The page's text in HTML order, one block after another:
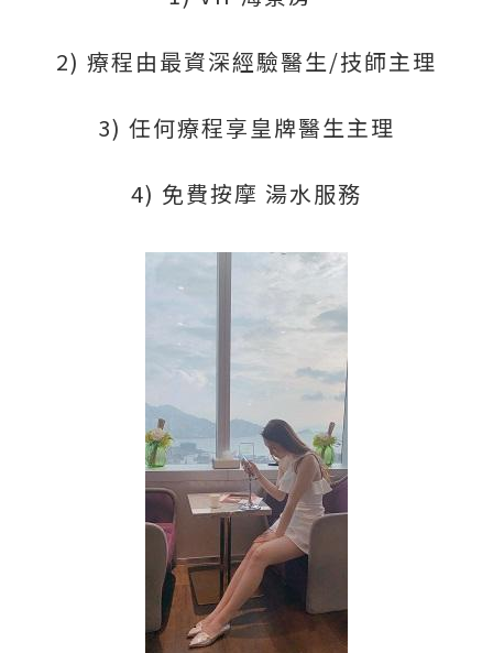
2) 療程由最資深經驗醫生/技師主理
3) 任何療程享皇牌醫生主理
4) 免費按摩 湯水服務